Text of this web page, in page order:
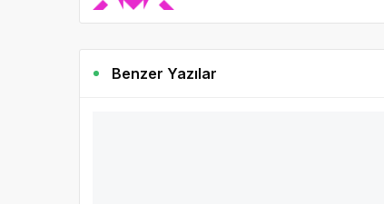
Benzer Yazılar
Günümüzde televizyon, tablet, akıllı telefon gibi